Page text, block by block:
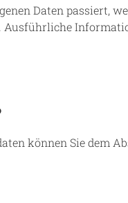
Daten passiert,
können Sie dem